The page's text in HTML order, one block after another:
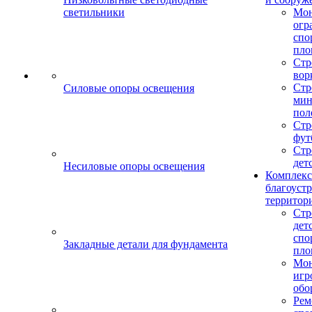
светильники
Силовые опоры освещения
Несиловые опоры освещения
Закладные детали для фундамента